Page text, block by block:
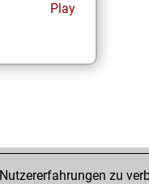
Play
zu